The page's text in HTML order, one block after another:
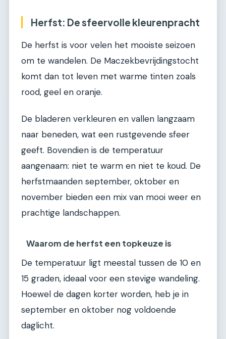
Herfst: De sfeervolle kleurenpracht
De herfst is voor velen het mooiste seizoen
om te wandelen. De Maczekbevrijdingstocht
komt dan tot leven met warme tinten zoals
rood, geel en oranje.
De bladeren verkleuren en vallen langzaam
naar beneden, wat een rustgevende sfeer
geeft. Bovendien is de temperatuur
aangenaam: niet te warm en niet te koud. De
herfstmaanden september, oktober en
november bieden een mix van mooi weer en
prachtige landschappen.
Waarom de herfst een topkeuze is
De temperatuur ligt meestal tussen de 10 en
15 graden, ideaal voor een stevige wandeling.
Hoewel de dagen korter worden, heb je in
september en oktober nog voldoende
daglicht.